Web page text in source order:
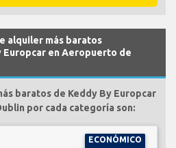
alquiler más baratos
Europcar en Aeropuerto de
baratos de Keddy By Europcar
por cada categoría son:
ECONÓMICO